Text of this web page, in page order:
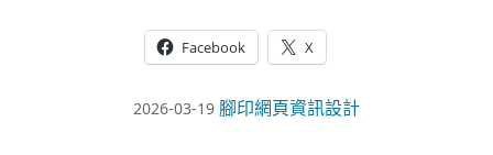
Facebook X
2026-03-19 腳印網頁資訊設計